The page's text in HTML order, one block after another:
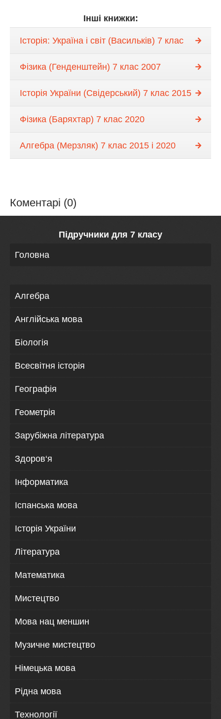
Інші книжки:
Історія: Україна і світ (Васильків) 7 клас
Фізика (Генденштейн) 7 клас 2007
Історія України (Свідерський) 7 клас 2015
Фізика (Баряхтар) 7 клас 2020
Алгебра (Мерзляк) 7 клас 2015 і 2020
Коментарі (0)
Підручники для 7 класу
Головна
Алгебра
Англійська мова
Біологія
Всесвітня історія
Географія
Геометрія
Зарубіжна література
Здоров‘я
Інформатика
Іспанська мова
Історія України
Література
Математика
Мистецтво
Мова нац меншин
Музичне мистецтво
Німецька мова
Рідна мова
Технології